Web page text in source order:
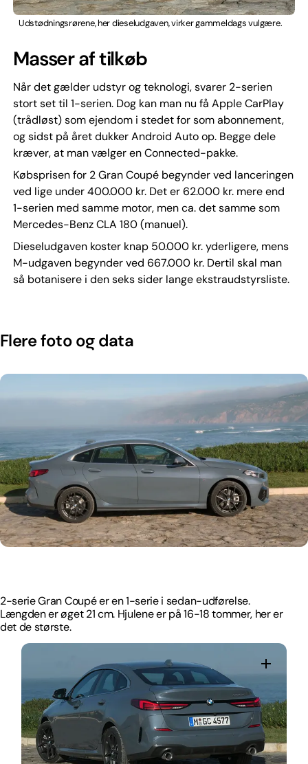
Udstødningsrørene, her dieseludgaven, virker gammeldags vulgære.
Masser af tilkøb
Når det gælder udstyr og teknologi, svarer 2-serien
stort set til 1-serien. Dog kan man nu få Apple CarPlay
(trådløst) som ejendom i stedet for som abonnement,
og sidst på året dukker Android Auto op. Begge dele
kræver, at man vælger en Connected-pakke.
Købsprisen for 2 Gran Coupé begynder ved lanceringen
ved lige under 400.000 kr. Det er 62.000 kr. mere end
1-serien med samme motor, men ca. det samme som
Mercedes-Benz CLA 180 (manuel).
Dieseludgaven koster knap 50.000 kr. yderligere, mens
M-udgaven begynder ved 667.000 kr. Dertil skal man
så botanisere i den seks sider lange ekstraudstyrsliste.
Flere foto og data
2-serie Gran Coupé er en 1-serie i sedan-udførelse.
Længden er øget 21 cm. Hjulene er på 16-18 tommer, her er
det de største.